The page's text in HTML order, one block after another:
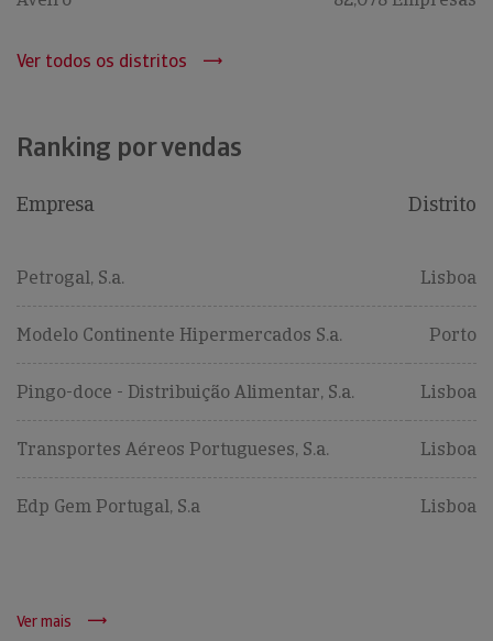
Ver todos os distritos
Ranking por vendas
Empresa Distrito
Petrogal, S.a. Lisboa
Modelo Continente Hipermercados S.a. Porto
Pingo-doce - Distribuição Alimentar, S.a. Lisboa
Transportes Aéreos Portugueses, S.a. Lisboa
Edp Gem Portugal, S.a Lisboa
Ver mais